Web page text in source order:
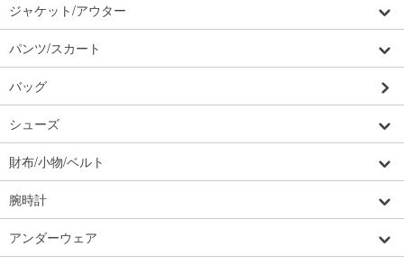
ジャケット/アウター
パンツ/スカート
バッグ
シューズ
財布/小物/ベルト
腕時計
アンダーウェア